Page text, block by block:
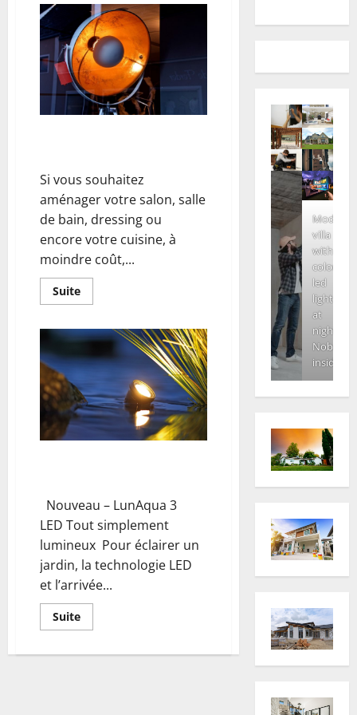
Si vous souhaitez
aménager votre salon, salle
de bain, dressing ou
encore votre cuisine, à
moindre coût,...
SuiteEn
savoir
Donner
look
moderne
sa
maison
grâce
aux
spots
Nouveau – LunAqua 3
LED Tout simplement
lumineux Pour éclairer un
jardin, la technologie LED
et l’arrivée...
SuiteEn
savoir
OASE
Modern
villa
with
colored
led
lights
at
night.
Nobody
inside